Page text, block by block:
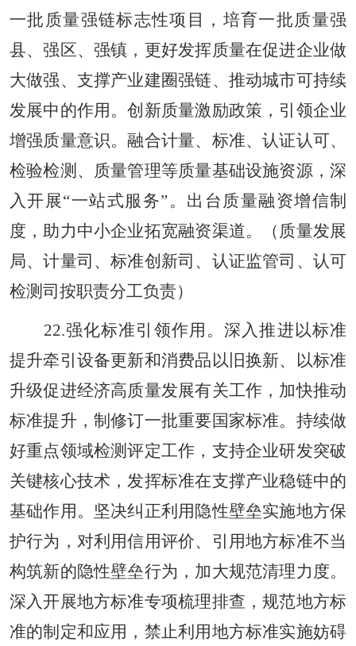
一批质量强链标志性项目，培育一批质量强
县、强区、强镇，更好发挥质量在促进企业做
大做强、支撑产业建圈强链、推动城市可持续
发展中的作用。创新质量激励政策，引领企业
增强质量意识。融合计量、标准、认证认可、
检验检测、质量管理等质量基础设施资源，深
入开展“一站式服务”。出台质量融资增信制
度，助力中小企业拓宽融资渠道。（质量发展
局、计量司、标准创新司、认证监管司、认可
检测司按职责分工负责）
22.强化标准引领作用。深入推进以标准
提升牵引设备更新和消费品以旧换新、以标准
升级促进经济高质量发展有关工作，加快推动
标准提升，制修订一批重要国家标准。持续做
好重点领域检测评定工作，支持企业研发突破
关键核心技术，发挥标准在支撑产业稳链中的
基础作用。坚决纠正利用隐性壁垒实施地方保
护行为，对利用信用评价、引用地方标准不当
构筑新的隐性壁垒行为，加大规范清理力度。
深入开展地方标准专项梳理排查，规范地方标
准的制定和应用，禁止利用地方标准实施妨碍